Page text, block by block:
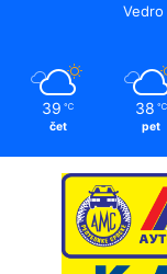
39 ℃
čet
38 ℃
pet